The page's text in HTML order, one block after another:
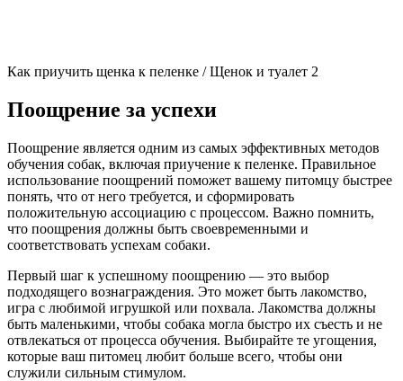
Как приучить щенка к пеленке / Щенок и туалет 2
Поощрение за успехи
Поощрение является одним из самых эффективных методов
обучения собак, включая приучение к пеленке. Правильное
использование поощрений поможет вашему питомцу быстрее
понять, что от него требуется, и сформировать
положительную ассоциацию с процессом. Важно помнить,
что поощрения должны быть своевременными и
соответствовать успехам собаки.
Первый шаг к успешному поощрению — это выбор
подходящего вознаграждения. Это может быть лакомство,
игра с любимой игрушкой или похвала. Лакомства должны
быть маленькими, чтобы собака могла быстро их съесть и не
отвлекаться от процесса обучения. Выбирайте те угощения,
которые ваш питомец любит больше всего, чтобы они
служили сильным стимулом.